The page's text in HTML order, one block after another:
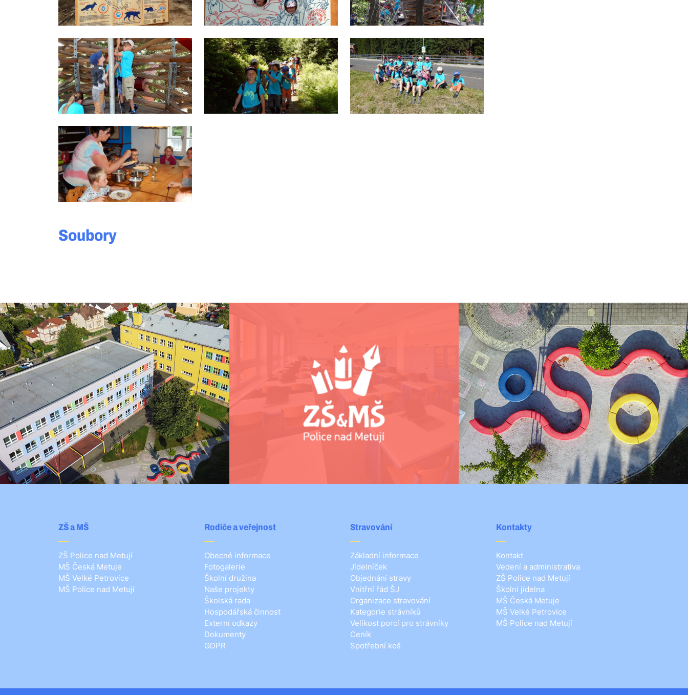
Soubory
ZŠ a MŠ
ZŠ Police nad Metují
MŠ Česká Metuje
MŠ Velké Petrovice
MŠ Police nad Metují
Rodiče a veřejnost
Obecné informace
Fotogalerie
Školní družina
Naše projekty
Školská rada
Hospodářská činnost
Externí odkazy
Dokumenty
GDPR
Stravování
Základní informace
Jídelníček
Objednání stravy
Vnitřní řád ŠJ
Organizace stravování
Kategorie strávníků
Velikost porcí pro strávníky
Ceník
Spotřební koš
Kontakty
Kontakt
Vedení a administrativa
ZŠ Police nad Metují
Školní jídelna
MŠ Česká Metuje
MŠ Velké Petrovice
MŠ Police nad Metují